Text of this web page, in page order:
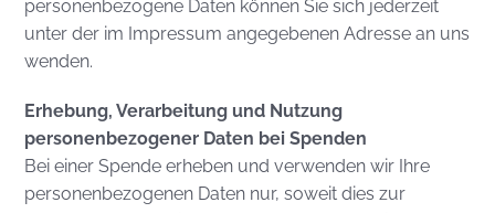
personenbezogene Daten können Sie sich jederzeit
unter der im Impressum angegebenen Adresse an uns
wenden.
Erhebung, Verarbeitung und Nutzung
personenbezogener Daten bei Spenden
Bei einer Spende erheben und verwenden wir Ihre
personenbezogenen Daten nur, soweit dies zur